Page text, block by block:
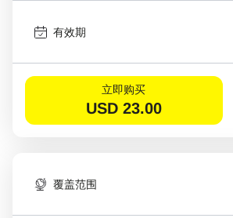
有效期
立即购买
USD 23.00
覆盖范围